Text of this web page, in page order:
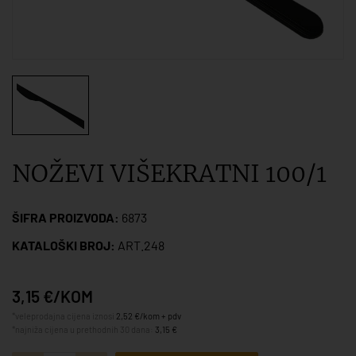
NOŽEVI VIŠEKRATNI 100/1
ŠIFRA PROIZVODA: 6873
KATALOŠKI BROJ: ART.248
3,15 €/KOM
2,52 €/kom + pdv
3,15 €